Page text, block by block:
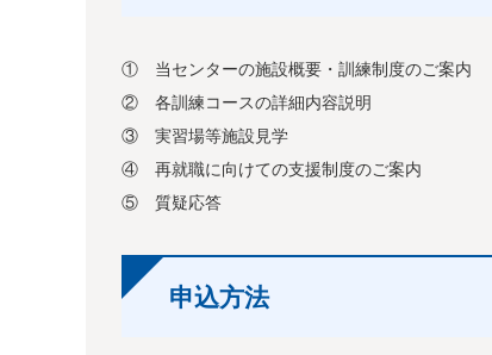
① 当センターの施設概要・訓練制度のご案内
② 各訓練コースの詳細内容説明
③ 実習場等施設見学
④ 再就職に向けての支援制度のご案内
⑤ 質疑応答
申込方法